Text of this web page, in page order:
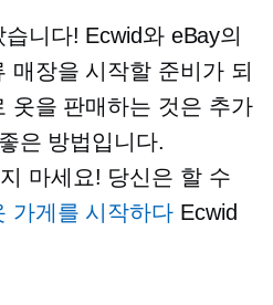
니다! Ecwid와 eBay의
매장을 시작할 준비가 되
옷을 판매하는 것은 추가
은 방법입니다.
마세요! 당신은 할 수
가게를 시작하다 Ecwid